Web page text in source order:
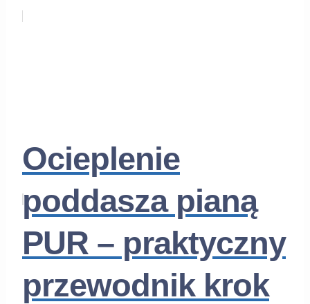
Ocieplenie
poddasza pianą
PUR – praktyczny
przewodnik krok